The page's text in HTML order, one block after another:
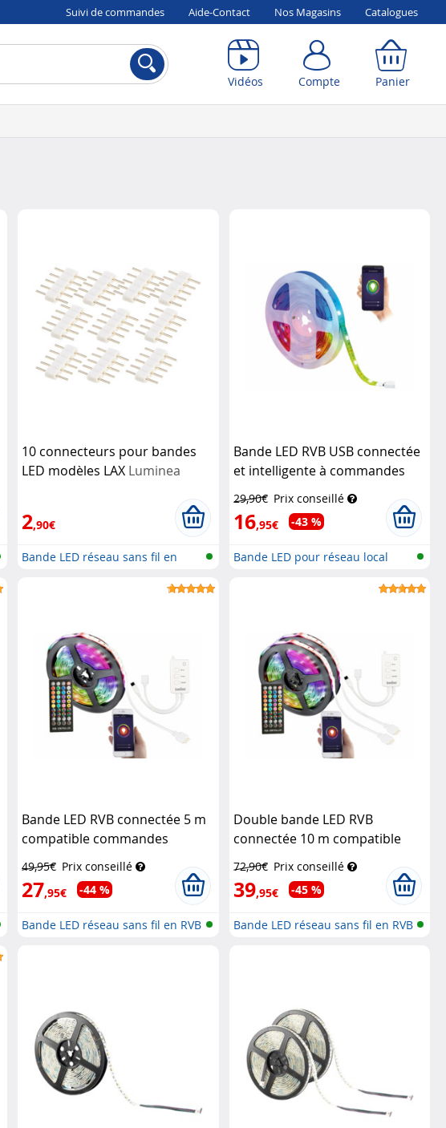
Suivi de commandes Aide-Contact Nos Magasins Catalogues
Vidéos Compte Panier
10 connecteurs pour bandes
LED modèles LAX Luminea
2,90€
Bande LED réseau sans fil en
Bande LED RVB USB connectée
et intelligente à commandes
Luminea Home
Control
29,90€ Prix conseillé
16,95€ -43 %
Bande LED pour réseau local
Bande LED RVB connectée 5 m
compatible commandes
Luminea Home Control
49,95€ Prix conseillé
27,95€ -44 %
Bande LED réseau sans fil en RVB
Double bande LED RVB
connectée 10 m compatible
commandes vocales
Home Control
72,90€ Prix conseillé
39,95€ -45 %
Bande LED réseau sans fil en RVB
Compte Panier